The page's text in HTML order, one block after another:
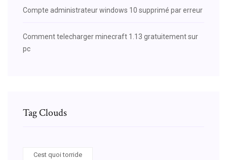
Compte administrateur windows 10 supprimé par erreur
Comment telecharger minecraft 1.13 gratuitement sur
pc
Tag Clouds
Cest quoi torride